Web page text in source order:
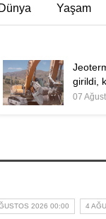
Dünya Yaşam
girildi,
07
2026 00:00 4